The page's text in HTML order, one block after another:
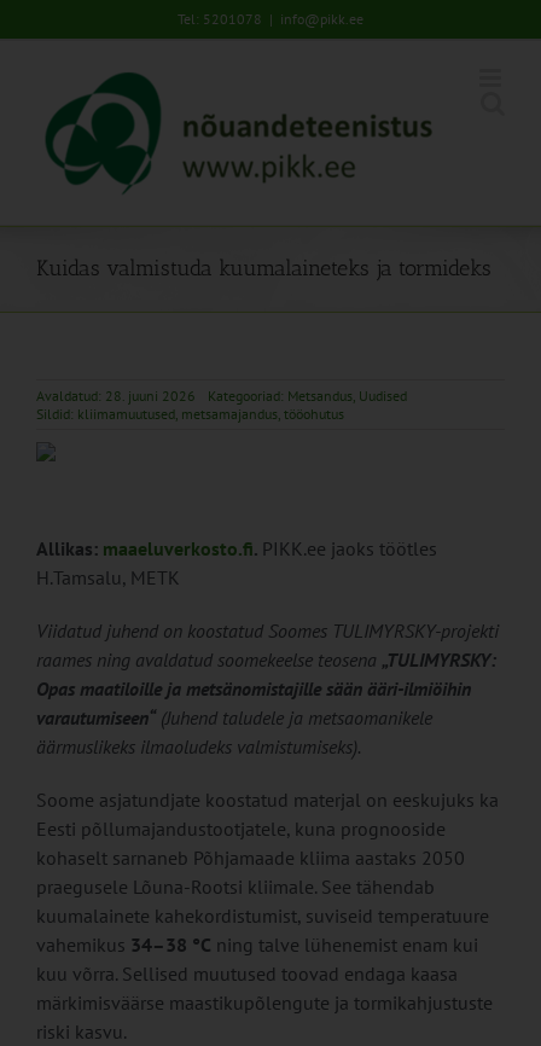
to
Tel: 5201078 | info@pikk.ee
Kuidas valmistuda kuumalaineteks ja tormideks
Avaldatud: 28. juuni 2026 Kategooriad: Metsandus, Uudised
Sildid: kliimamuutused, metsamajandus, tööohutus
Allikas: maaeluverkosto.fi. PIKK.ee jaoks töötles
H.Tamsalu, METK
Viidatud juhend on koostatud Soomes TULIMYRSKY-projekti
raames ning avaldatud soomekeelse teosena „TULIMYRSKY:
Opas maatiloille ja metsänomistajille sään ääri-ilmiöihin
varautumiseen“(Juhend taludele ja metsaomanikele
äärmuslikeks ilmaoludeks valmistumiseks).
Soome asjatundjate koostatud materjal on eeskujuks ka
Eesti põllumajandustootjatele, kuna prognooside
kohaselt sarnaneb Põhjamaade kliima aastaks 2050
praegusele Lõuna-Rootsi kliimale. See tähendab
kuumalainete kahekordistumist, suviseid temperatuure
vahemikus 34–38 °C ning talve lühenemist enam kui
kuu võrra. Sellised muutused toovad endaga kaasa
märkimisväärse maastikupõlengute ja tormikahjustuste
riski kasvu.